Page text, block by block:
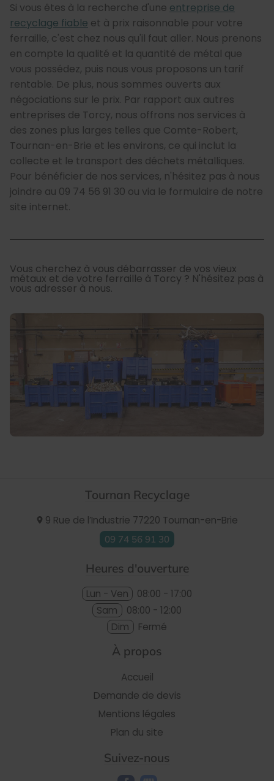
Si vous êtes à la recherche d'une entreprise de
recyclage fiable et à prix raisonnable pour votre
ferraille, c'est chez nous qu'il faut aller. Nous prenons
en compte la qualité et la quantité de métal que
vous possédez, puis nous vous proposons un tarif
rentable. De plus, nous sommes ouverts aux
négociations sur le prix. Par rapport aux autres
entreprises de Torcy, nous offrons nos services à
des zones plus larges telles que Comte-Robert,
Tournan-en-Brie et les environs, ce qui inclut la
collecte et le transport des déchets métalliques.
Pour bénéficier de nos services, n'hésitez pas à nous
joindre au 09 74 56 91 30 ou via le formulaire de notre
site internet.
Vous cherchez à vous débarrasser de vos vieux
métaux et de votre ferraille à Torcy ? N'hésitez pas à
vous adresser à nous.
Tournan Recyclage
9 Rue de l’Industrie 77220 Tournan-en-Brie
09 74 56 91 30
Heures d'ouverture
Lun - Ven
08:00 - 17:00
Sam
08:00 - 12:00
Dim
Fermé
À propos
Accueil
Demande de devis
Mentions légales
Plan du site
Suivez-nous